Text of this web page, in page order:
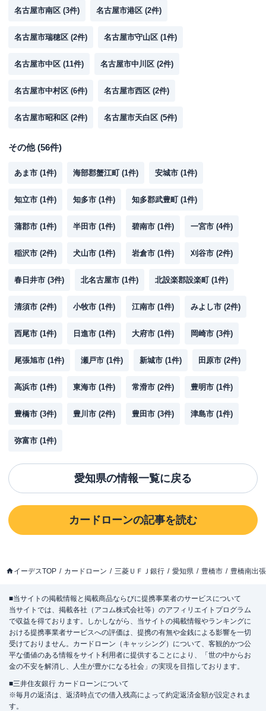
名古屋市南区 (3件) 名古屋市港区 (2件)
名古屋市瑞穂区 (2件) 名古屋市守山区 (1件)
名古屋市中区 (11件) 名古屋市中川区 (2件)
名古屋市中村区 (6件) 名古屋市西区 (2件)
名古屋市昭和区 (2件) 名古屋市天白区 (5件)
その他(56件)
あま市 (1件) 海部郡蟹江町 (1件) 安城市 (1件)
知立市 (1件) 知多市 (1件) 知多郡武豊町 (1件)
蒲郡市 (1件) 半田市 (1件) 碧南市 (1件) 一宮市 (4件)
稲沢市 (2件) 犬山市 (1件) 岩倉市 (1件) 刈谷市 (2件)
春日井市 (3件) 北名古屋市 (1件) 北設楽郡設楽町 (1件)
清須市 (2件) 小牧市 (1件) 江南市 (1件) みよし市 (2件)
西尾市 (1件) 日進市 (1件) 大府市 (1件) 岡崎市 (3件)
尾張旭市 (1件) 瀬戸市 (1件) 新城市 (1件) 田原市 (2件)
高浜市 (1件) 東海市 (1件) 常滑市 (2件) 豊明市 (1件)
豊橋市 (3件) 豊川市 (2件) 豊田市 (3件) 津島市 (1件)
弥富市 (1件)
愛知県の情報一覧に戻る
カードローンの記事を読む
イーデスTOP カードローン 三菱ＵＦＪ銀行 愛知県 豊橋市 豊橋南出
■当サイトの掲載情報と掲載商品ならびに提携事業者のサービスについて
当サイトでは、掲載各社（アコム株式会社等）のアフィリエイトプログラム
で収益を得ております。しかしながら、当サイトの掲載情報やランキングに
おける提携事業者サービスへの評価は、提携の有無や金銭による影響を一切
受けておりません。カードローン（キャッシング）について、客観的かつ公
平な価値のある情報をサイト利用者に提供することにより、「世の中からお
金の不安を解消し、人生が豊かになる社会」の実現を目指しております。
■三井住友銀行 カードローンについて
※毎月の返済は、返済時点での借入残高によって約定返済金額が設定されま
す。